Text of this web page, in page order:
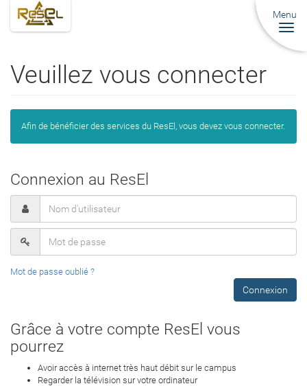
Menu
Veuillez vous connecter
Afin de bénéficier des services du ResEl, vous devez vous connecter.
Connexion au ResEl
Mot de passe oublié ?
Connexion
Grâce à votre compte ResEl vous
pourrez
Avoir accès à internet très haut débit sur le campus
Regarder la télévision sur votre ordinateur